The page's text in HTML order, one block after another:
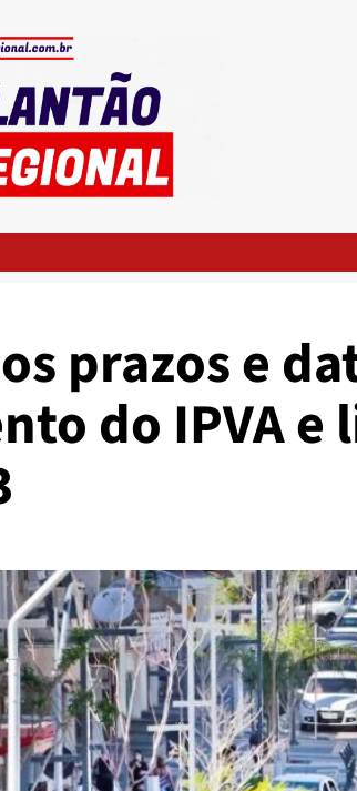
prazos e
do IPVA